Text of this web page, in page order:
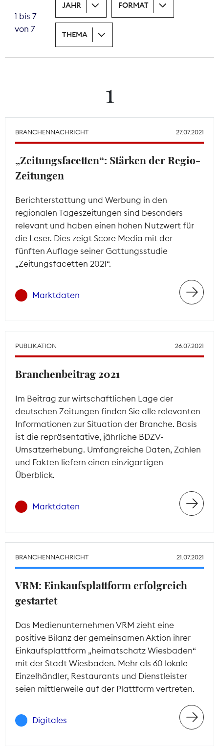
Pressefreiheit
Tarifpolitik
Theodor-Wolff-Preis
Wächterpreis
ALLE THEMEN
Mitgliederbereich
1 bis 7
von 7
JAHR FORMAT
THEMA
1
BRANCHENNACHRICHT 27.07.2021
„Zeitungsfacetten“: Stärken der Regio-
Zeitungen
Berichterstattung und Werbung in den
regionalen Tageszeitungen sind besonders
relevant und haben einen hohen Nutzwert für
die Leser. Dies zeigt Score Media mit der
fünften Auflage seiner Gattungsstudie
„Zeitungsfacetten 2021“.
Marktdaten
PUBLIKATION 26.07.2021
Branchenbeitrag 2021
Im Beitrag zur wirtschaftlichen Lage der
deutschen Zeitungen finden Sie alle relevanten
Informationen zur Situation der Branche. Basis
ist die repräsentative, jährliche BDZV-
Umsatzerhebung. Umfangreiche Daten, Zahlen
und Fakten liefern einen einzigartigen
Überblick.
Marktdaten
BRANCHENNACHRICHT 21.07.2021
VRM: Einkaufsplattform erfolgreich
gestartet
Das Medienunternehmen VRM zieht eine
positive Bilanz der gemeinsamen Aktion ihrer
Einkaufsplattform „heimatschatz Wiesbaden“
mit der Stadt Wiesbaden. Mehr als 60 lokale
Einzelhändler, Restaurants und Dienstleister
seien mittlerweile auf der Plattform vertreten.
Digitales